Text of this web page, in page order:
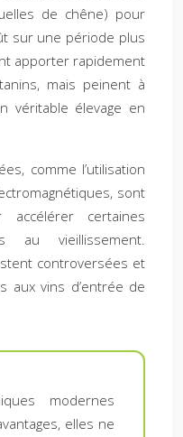
de chêne) pour
sur une période plus
apporter rapidement
mais peinent à
véritable élevage en
comme l’utilisation
sont
accélérer certaines
au vieillissement.
controversées et
aux vins d’entrée de
modernes
elles ne